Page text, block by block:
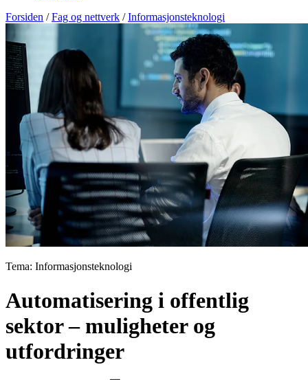
Forsiden / Fag og nettverk / Informasjonsteknologi
Tema: Informasjonsteknologi
Automatisering i offentlig
sektor – muligheter og
utfordringer